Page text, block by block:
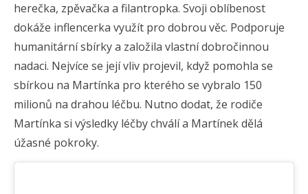
herečka, zpěvačka a filantropka. Svoji oblíbenost
dokáže inflencerka využít pro dobrou věc. Podporuje
humanitární sbírky a založila vlastní dobročinnou
nadaci. Nejvíce se její vliv projevil, když pomohla se
sbírkou na Martínka pro kterého se vybralo 150
milionů na drahou léčbu. Nutno dodat, že rodiče
Martínka si výsledky léčby chválí a Martínek dělá
úžasné pokroky.